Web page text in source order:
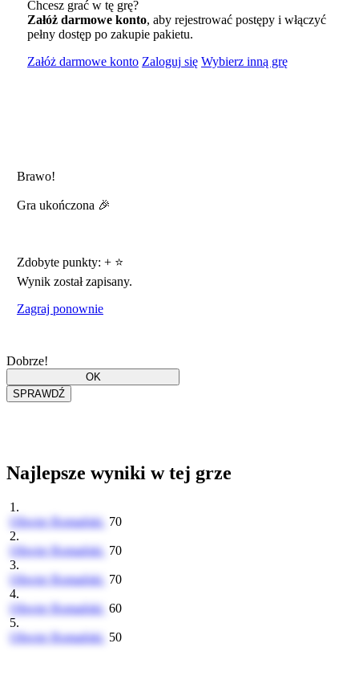
Chcesz grać w tę grę?
Załóż darmowe konto, aby rejestrować postępy i włączyć
pełny dostęp po zakupie pakietu.
Załóż darmowe konto Zaloguj się Wybierz inną grę
Brawo!
Gra ukończona 🎉
Zdobyte punkty: +⭐
Wynik został zapisany.
Zagraj ponownie
Dobrze!
Najlepsze wyniki w tej grze
1.
Oliwier Romański 70
2.
Oliwier Romański 70
3.
Oliwier Romański 70
4.
Oliwier Romański 60
5.
Oliwier Romański 50